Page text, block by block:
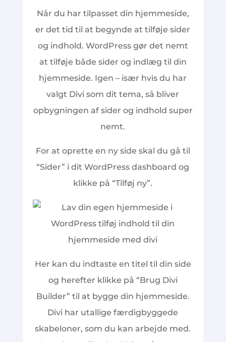
Når du har tilpasset din hjemmeside,
er det tid til at begynde at tilføje sider
og indhold. WordPress gør det nemt
at tilføje både sider og indlæg til din
hjemmeside. Igen – især hvis du har
valgt Divi som dit tema, så bliver
opbygningen af sider og indhold super
nemt.
For at oprette en ny side skal du gå til
“Sider” i dit WordPress dashboard og
klikke på “Tilføj ny”.
Her kan du indtaste en titel til din side
og herefter klikke på “Brug Divi
Builder” til at bygge din hjemmeside.
Divi har utallige færdigbyggede
skabeloner, som du kan arbejde med.